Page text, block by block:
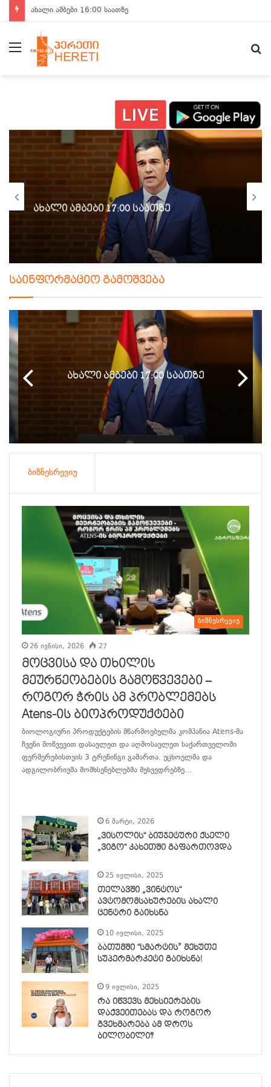
ახალი ამბები 15:00 საათზე
მენიუ
ახალი ამბები 17:00 საათზე
საინფორმაციო გამოშვება
ახალი ამბები 17:00 საათზე
ბიზნესრევიუ
ბიზნესრევიუ
26 ივნისი, 2026 27
მოცვისა და თხილის
მეურნეობების გამოწვევები –
როგორ ჭრის ამ პრობლემებს
Atens-ის ბიოპროდუქტები
ბიოლოგიური პროდუქტების მწარმოებელმა კომპანია Atens-მა
ჩვენი მოწვევით დასავლეთ და აღმოსავლეთ საქართველოში
ფერმერებისთვის 3 ტრენინგი გამართა. უცხოელმა და
ადგილობრივმა მომხსენებლებმა შეხვედრებზე…
6 მარტი, 2026
„ვისოლის“ ბიუჯეტური ქსელი
„ვიგო“ კახეთში გაფართოვდა
25 ივლისი, 2025
თელავში „ვინტოს“
ავტომომსახურების ახალი
ცენტრი გაიხსნა
10 ივლისი, 2025
ბათუმში “სმარტის” მეხუთე
სუპერმარკეტი გაიხსნა!
9 ივლისი, 2025
რა იწვევს მეხსიერების
დაქვეითებას და როგორ
გვეხმარება ამ დროს
ბილობილი?